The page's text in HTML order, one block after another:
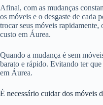
Afinal, com as mudanças
os móveis e o desgaste de cada
trocar seus móveis rapidamente,
custo em Áurea.
Quando a mudança é sem
barato e rápido. Evitando ter
em Áurea.
É necessário cuidar dos móveis